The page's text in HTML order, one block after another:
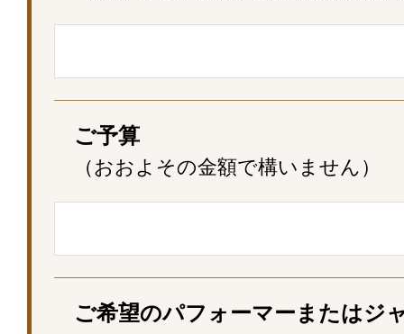
ご予算
（おおよその金額で構いません）
ご希望のパフォーマーまたはジ